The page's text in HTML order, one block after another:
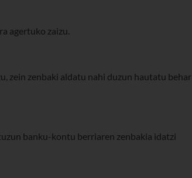
agertuko zaizu.
zein zenbaki aldatu nahi duzun hautatu behar
banku-kontu berriaren zenbakia idatzi